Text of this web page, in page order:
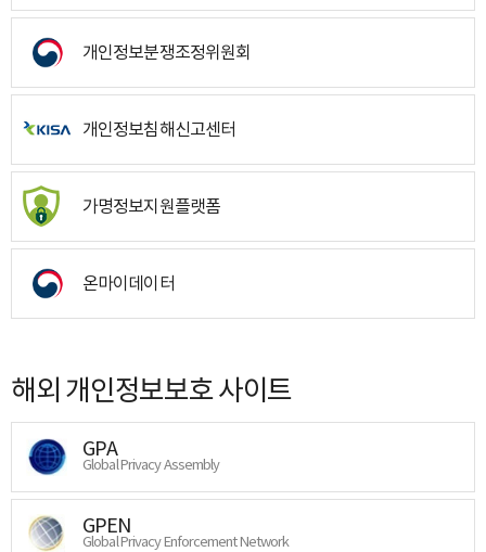
개인정보분쟁조정위원회
개인정보침해신고센터
가명정보지원플랫폼
온마이데이터
해외 개인정보보호 사이트
GPA
Global Privacy Assembly
GPEN
Global Privacy Enforcement Network